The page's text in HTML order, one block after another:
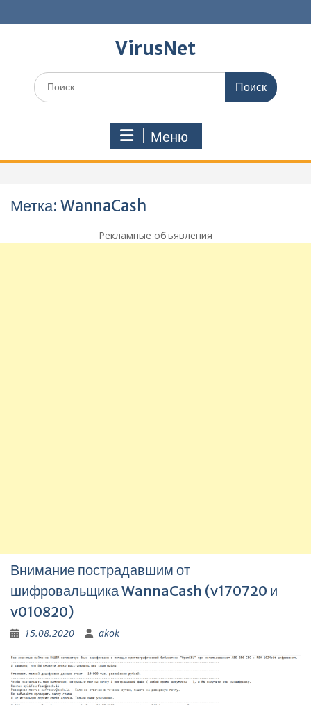
к
VirusNet
Поиск
по:
Меню
Метка: WannaCash
Рекламные объявления
Внимание пострадавшим от
шифровальщика WannaCash (v170720 и
v010820)
15.08.2020 akok